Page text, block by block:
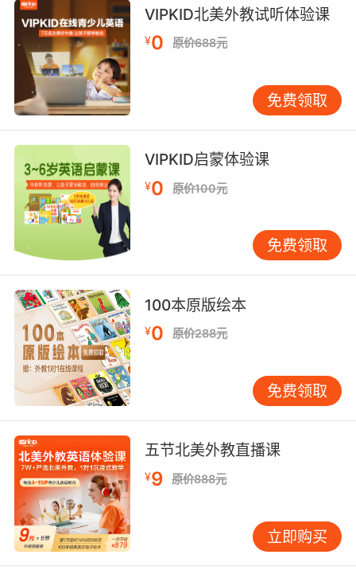
自我测试法的实践操作
在实际操作中，自我测试法有着多样的形式，可
以根据不同的学习场景和需求灵活运用。一种常
见的形式是制作单词卡片，一面写单词，一面写
释义、例句等，然后随机抽取卡片进行自我提
问。比如，在学习关于动物的英语单词时，把
“elephant”“giraffe”“kangaroo” 等单词分别写在
卡片上，随时拿出来考考自己，看到单词能快速
说出释义，看到释义能准确说出单词，这样的互
动式学习既有趣又有效。
还可以利用电子设备进行自我测试，现在有许多
英语学习软件都具备单词测试功能，它们会根据
艾宾浩斯遗忘曲线为我们量身定制测试计划，智
能地推送那些即将被遗忘或者掌握还不牢固的单
词。而且软件通常会统计我们的答题正确率，方
便我们直观地了解自己的学习进度和薄弱环节，
以便有针对性地进行复习强化。另外，我们也可
以进行书面的自我测试，比如学完一个单元的单
词后，自己设计一份简单的试卷，包含填空、选
择、拼写等题型，通过模拟考试场景来检验自己
的单词掌握程度，做完后再认真对照答案分析错
题原因，查漏补缺。
自我测试法的效果提升
要想让自我测试法发挥出最佳效果，还需要掌握
一些小技巧。首先是测试的频率要适中，不能过
VIPKID北美外教试听体验课
¥0 原价688元
免费领取
VIPKID启蒙体验课
¥0 原价100元
免费领取
100本原版绘本
¥0 原价288元
免费领取
五节北美外教直播课
¥9 原价888元
立即购买